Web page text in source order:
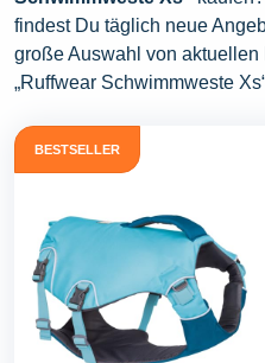
findest Du täglich neue
große Auswahl von
„Ruffwear Schwimmweste
BESTSELLER